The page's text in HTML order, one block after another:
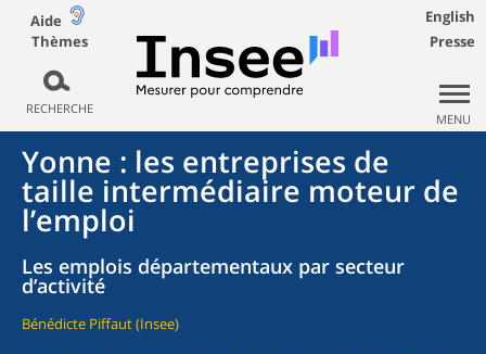
Aide
Thèmes
RECHERCHE
English
Presse
MENU
Yonne : les entreprises de
taille intermédiaire moteur de
l’emploi
Les emplois départementaux par secteur
d’activité
Bénédicte Piffaut (Insee)